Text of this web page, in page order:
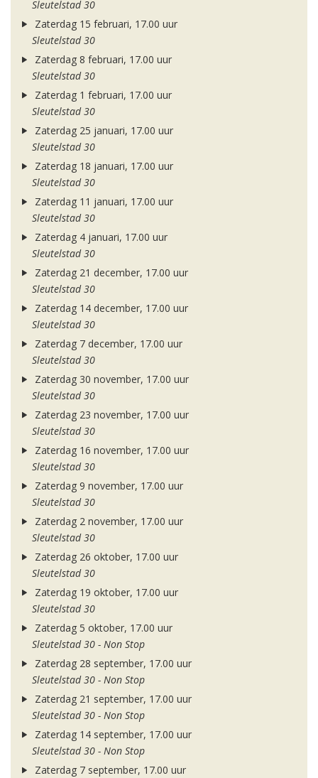
Sleutelstad 30
Zaterdag 15 februari, 17.00 uur
Sleutelstad 30
Zaterdag 8 februari, 17.00 uur
Sleutelstad 30
Zaterdag 1 februari, 17.00 uur
Sleutelstad 30
Zaterdag 25 januari, 17.00 uur
Sleutelstad 30
Zaterdag 18 januari, 17.00 uur
Sleutelstad 30
Zaterdag 11 januari, 17.00 uur
Sleutelstad 30
Zaterdag 4 januari, 17.00 uur
Sleutelstad 30
Zaterdag 21 december, 17.00 uur
Sleutelstad 30
Zaterdag 14 december, 17.00 uur
Sleutelstad 30
Zaterdag 7 december, 17.00 uur
Sleutelstad 30
Zaterdag 30 november, 17.00 uur
Sleutelstad 30
Zaterdag 23 november, 17.00 uur
Sleutelstad 30
Zaterdag 16 november, 17.00 uur
Sleutelstad 30
Zaterdag 9 november, 17.00 uur
Sleutelstad 30
Zaterdag 2 november, 17.00 uur
Sleutelstad 30
Zaterdag 26 oktober, 17.00 uur
Sleutelstad 30
Zaterdag 19 oktober, 17.00 uur
Sleutelstad 30
Zaterdag 5 oktober, 17.00 uur
Sleutelstad 30 - Non Stop
Zaterdag 28 september, 17.00 uur
Sleutelstad 30 - Non Stop
Zaterdag 21 september, 17.00 uur
Sleutelstad 30 - Non Stop
Zaterdag 14 september, 17.00 uur
Sleutelstad 30 - Non Stop
Zaterdag 7 september, 17.00 uur